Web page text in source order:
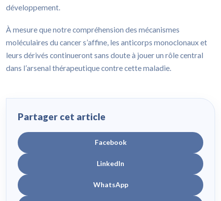
développement.
À mesure que notre compréhension des mécanismes
moléculaires du cancer s’affine, les anticorps monoclonaux et
leurs dérivés continueront sans doute à jouer un rôle central
dans l’arsenal thérapeutique contre cette maladie.
Partager cet article
Facebook
LinkedIn
WhatsApp